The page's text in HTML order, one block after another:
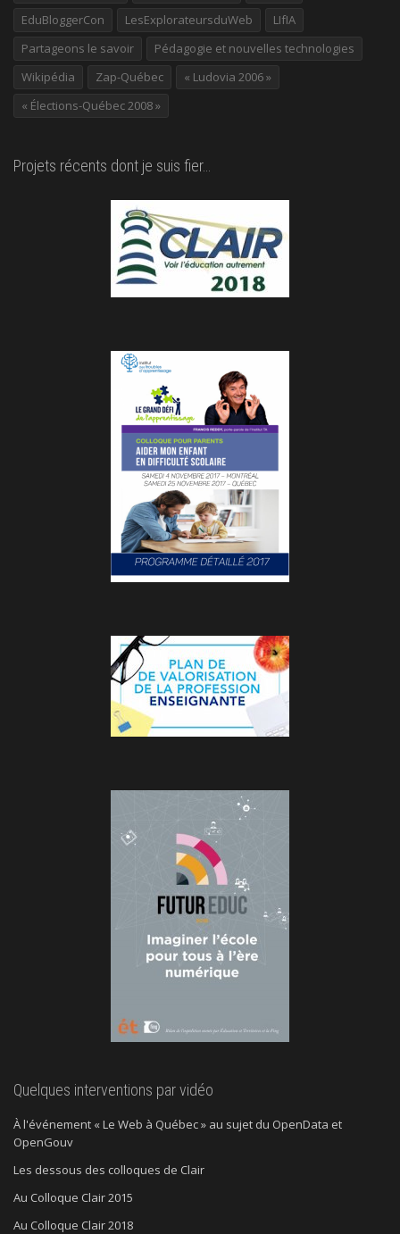
EduBloggerCon
LesExplorateursduWeb
LIfIA
Partageons le savoir
Pédagogie et nouvelles technologies
Wikipédia
Zap-Québec
« Ludovia 2006 »
« Élections-Québec 2008 »
Projets récents dont je suis fier…
Quelques interventions par vidéo
À l'événement « Le Web à Québec » au sujet du OpenData et
OpenGouv
Les dessous des colloques de Clair
Au Colloque Clair 2015
Au Colloque Clair 2018